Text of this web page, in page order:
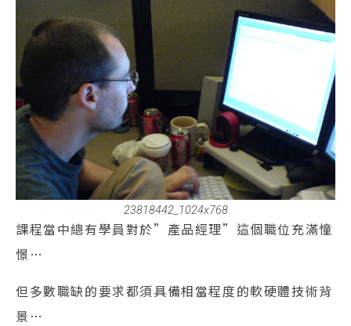
23818442_1024x768
課程當中總有學員對於”產品經理”這個職位充滿憧
憬…
但多數職缺的要求都須具備相當程度的軟硬體技術背
景…